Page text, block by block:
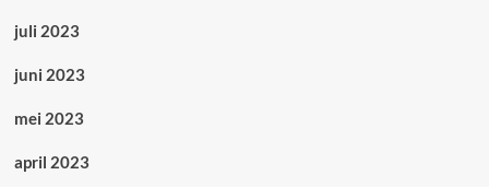
juli 2023
juni 2023
mei 2023
april 2023